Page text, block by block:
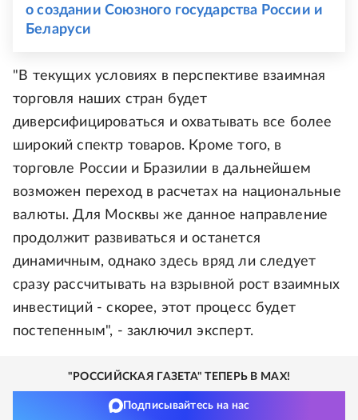
о создании Союзного государства России и
Беларуси
"В текущих условиях в перспективе взаимная
торговля наших стран будет
диверсифицироваться и охватывать все более
широкий спектр товаров. Кроме того, в
торговле России и Бразилии в дальнейшем
возможен переход в расчетах на национальные
валюты. Для Москвы же данное направление
продолжит развиваться и останется
динамичным, однако здесь вряд ли следует
сразу рассчитывать на взрывной рост взаимных
инвестиций - скорее, этот процесс будет
постепенным", - заключил эксперт.
"РОССИЙСКАЯ ГАЗЕТА" ТЕПЕРЬ В MAX!
Подписывайтесь на нас